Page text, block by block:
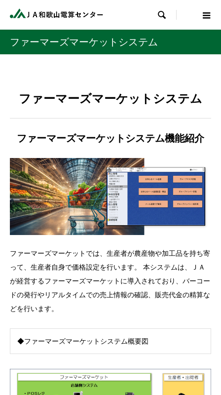

ファーマーズマーケットシステム
ファーマーズマーケットシステム
ファーマーズマーケットシステム機能紹介
ファーマーズマーケットでは、生産者が農産物や加工品を持ち寄
って、生産者自身で価格設定を行います。 本システムは、ＪＡ
が経営するファーマーズマーケットに導入されており、バーコー
ドの発行やリアルタイムでの売上情報の確認、販売代金の精算な
どを行います。
◆ファーマーズマーケットシステム概要図